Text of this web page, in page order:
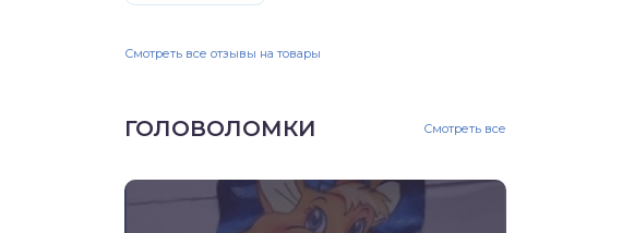
Смотреть все отзывы на товары
ГОЛОВОЛОМКИ Смотреть все